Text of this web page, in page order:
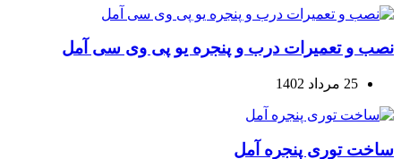
نصب و تعمیرات درب و پنجره یو پی وی سی آمل
25 مرداد 1402
ساخت توری پنجره آمل